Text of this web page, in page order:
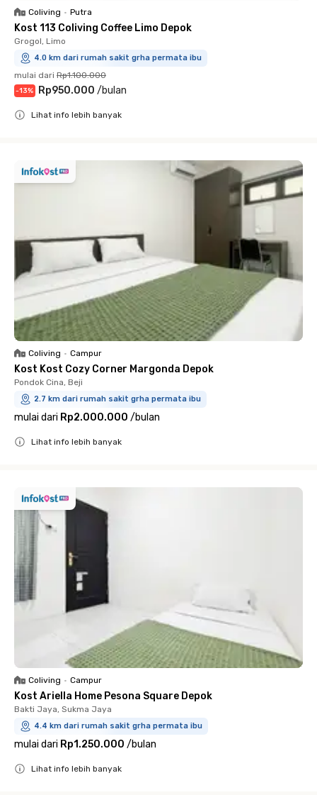
Coliving • Putra
Kost 113 Coliving Coffee Limo Depok
Grogol, Limo
4.0 km dari rumah sakit grha permata ibu
mulai dari Rp1.100.000
-13% Rp950.000 /bulan
Lihat info lebih banyak
Coliving • Campur
Kost Kost Cozy Corner Margonda Depok
Pondok Cina, Beji
2.7 km dari rumah sakit grha permata ibu
mulai dari Rp2.000.000 /bulan
Lihat info lebih banyak
Coliving • Campur
Kost Ariella Home Pesona Square Depok
Bakti Jaya, Sukma Jaya
4.4 km dari rumah sakit grha permata ibu
mulai dari Rp1.250.000 /bulan
Lihat info lebih banyak